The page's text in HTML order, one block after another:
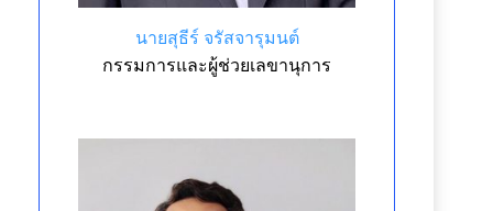
นายสุธีร์ จรัสจารุมนต์
กรรมการและผู้ช่วยเลขานุการ